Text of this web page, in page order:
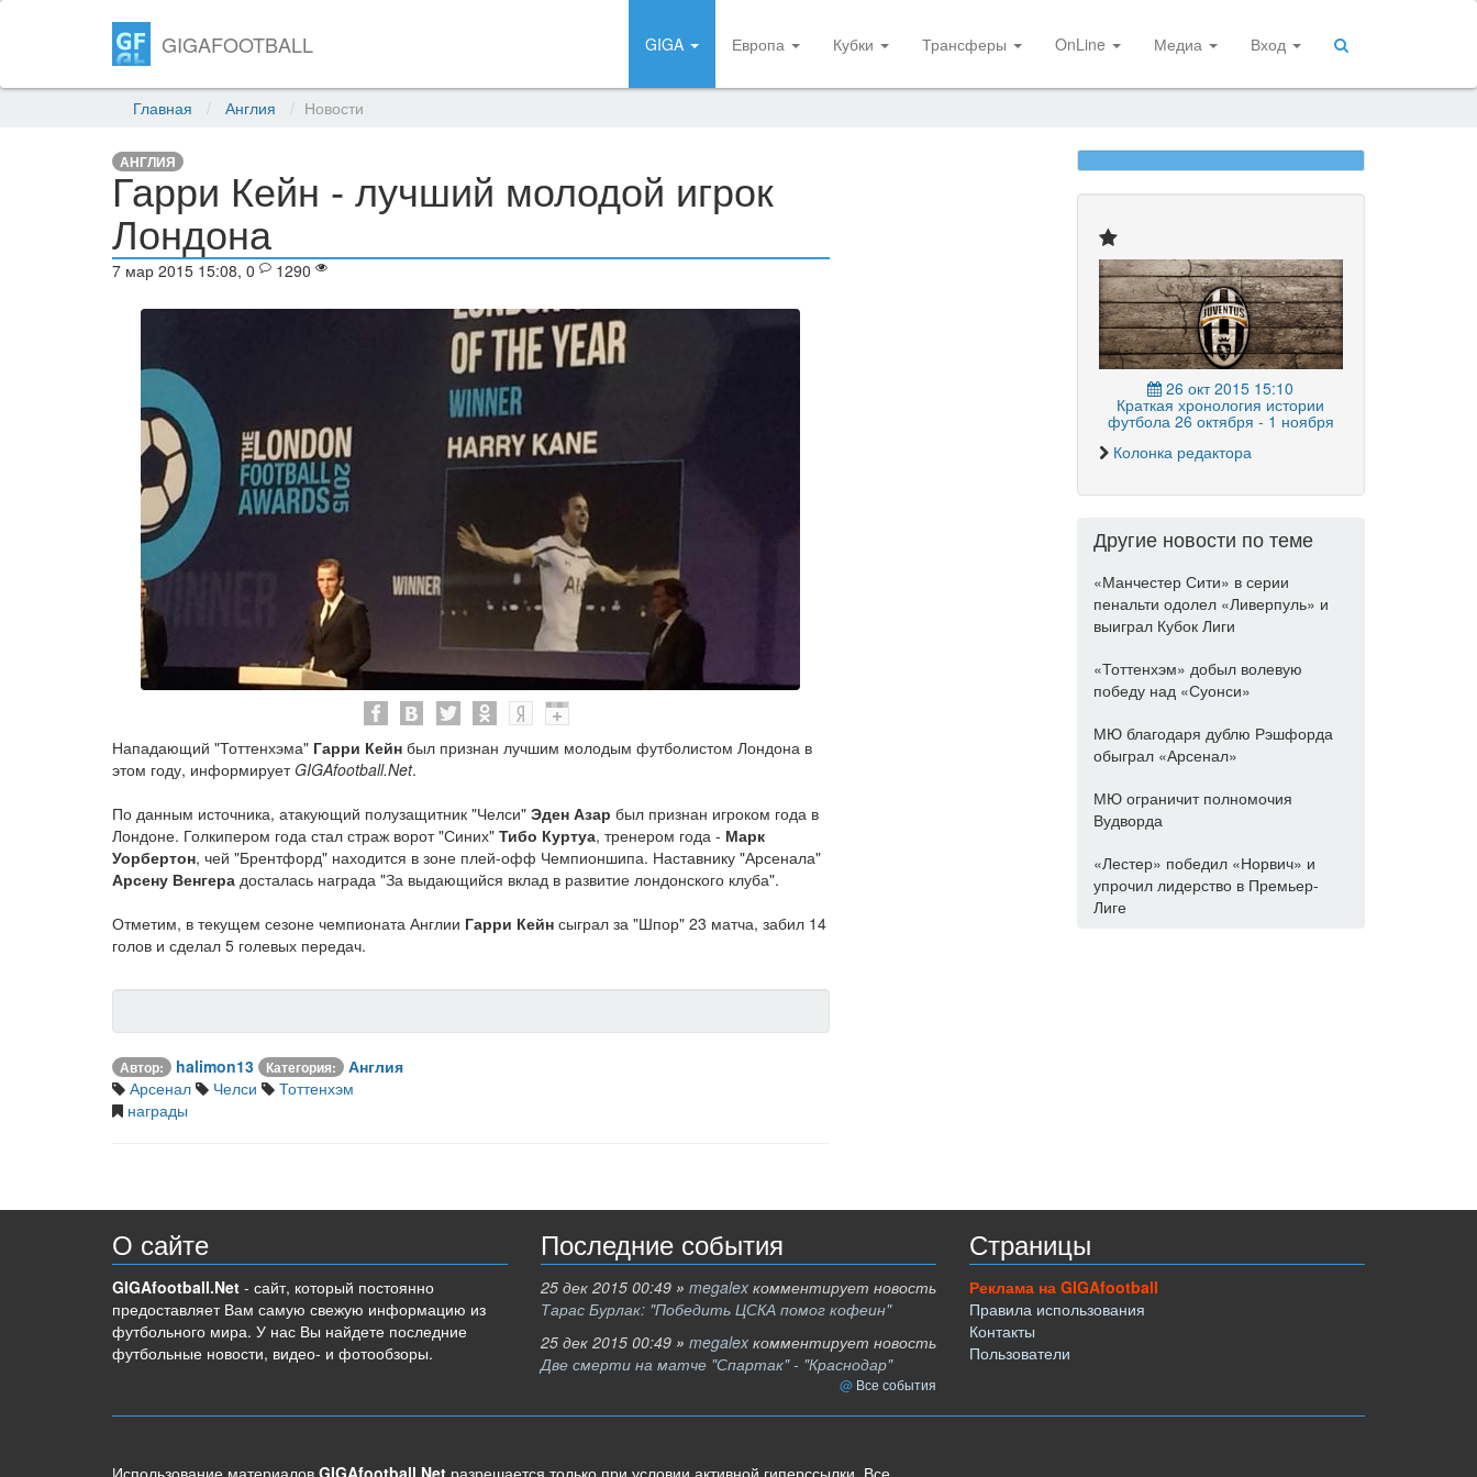
GIGAFOOTBALL GIGA Европа Кубки Трансферы OnLine Медиа Вход
Главная Англия Новости
АНГЛИЯ
Гарри Кейн - лучший молодой игрок
Лондона
7 мар 2015 15:08, 0 1290
Нападающий "Тоттенхэма" Гарри Кейн был признан лучшим молодым футболистом Лондона в
этом году, информируетGIGAfootball.Net.
По данным источника, атакующий полузащитник "Челси" Эден Азар был признан игроком года в
Лондоне. Голкипером года стал страж ворот "Синих" Тибо Куртуа, тренером года - Марк
Уорбертон, чей "Брентфорд" находится в зоне плей-офф Чемпионшипа. Наставнику "Арсенала"
Арсену Венгера досталась награда "За выдающийся вклад в развитие лондонского клуба".
Отметим, в текущем сезоне чемпионата Англии Гарри Кейн сыграл за "Шпор" 23 матча, забил 14
голов и сделал 5 голевых передач.
Автор: halimon13 Категория:
Англия
Арсенал
Челси
Тоттенхэм
награды
26 окт 2015 15:10
Краткая хронология истории
футбола 26 октября - 1 ноября
Колонка редактора
Другие новости по теме
«Манчестер Сити» в серии
пенальти одолел «Ливерпуль» и
выиграл Кубок Лиги
«Тоттенхэм» добыл волевую
победу над «Суонси»
МЮ благодаря дублю Рэшфорда
обыграл «Арсенал»
МЮ ограничит полномочия
Вудворда
«Лестер» победил «Норвич» и
упрочил лидерство в Премьер-
Лиге
О сайте
GIGAfootball.Net - сайт, который постоянно
предоставляет Вам самую свежую информацию из
футбольного мира. У нас Вы найдете последние
футбольные новости, видео- и фотообзоры.
Последние события
25 дек 2015 00:49 » megalex комментирует новость
Тарас Бурлак: "Победить ЦСКА помог кофеин"
25 дек 2015 00:49 » megalex комментирует новость
Две смерти на матче "Спартак" - "Краснодар"
Все события
Страницы
Реклама на GIGAfootball
Правила использования
Контакты
Пользователи
Использование материалов GIGAfootball.Net разрешается только при условии активной гиперссылки. Все